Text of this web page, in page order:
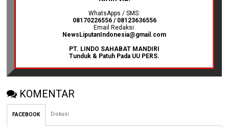
WhatsApps / SMS:
08170226556 / 08123636556
Email Redaksi:
NewsLiputanIndonesia@gmail.com
PT. LINDO SAHABAT MANDIRI
Tunduk & Patuh Pada UU PERS.
KOMENTAR
FACEBOOK Diskusi